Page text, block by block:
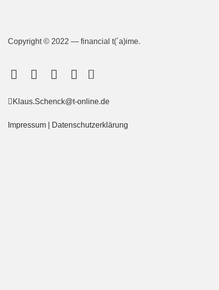
Copyright © 2022 — financial t(´a)ime.
Klaus.Schenck@t-online.de
Impressum Datenschutzerklärung